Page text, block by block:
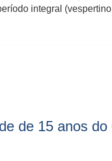
integral
de 15 anos do